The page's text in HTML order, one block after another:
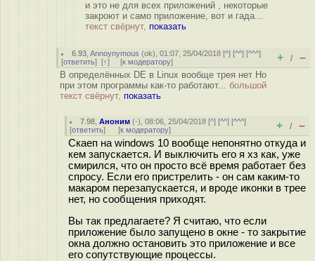
и это не для всех приложений , некоторые
закроют и само приложение, вот и гада...
текст свёрнут, показать
6.93 ,Annoynymous (ok), 01:07, 25/04/2018 [^] [^^] [^^^]
[ответить] [↑] [к модератору] + / –
В определённых DE в Linux вообще трея нет Но
при этом программы как-то работают... большой
текст свёрнут, показать
7.98 ,Аноним (-), 08:06, 25/04/2018 [^] [^^] [^^^]
[ответить] [к модератору] + / –
Скаеп на windows 10 вообще непонятно откуда и
кем запускается. И выключить его я хз как, уже
смирился, что он просто всё время работает без
спросу. Если его пристрелить - он сам каким-то
макаром перезапускается, и вроде иконки в трее
нет, но сообщения приходят.
Вы так предлагаете? Я считаю, что если
приложение было запущено в окне - то закрытие
окна должно остановить это приложение и все
его сопутствующие процессы.